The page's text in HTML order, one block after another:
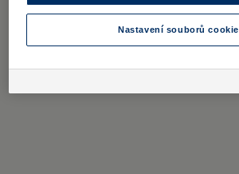
Nastavení souborů cookie